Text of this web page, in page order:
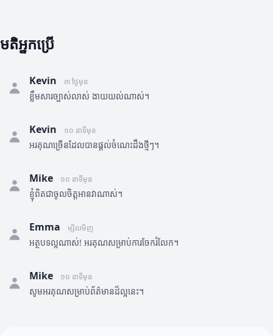
មតិអ្នកប្រើ
Kevin ៣ ថ្ងៃមុន
ខ្លឹមសារច្បាស់លាស់ ងាយយល់ណាស់។
Kevin ១០ នាទីមុន
អរគុណច្រើនដែលបានផ្តល់ចំណេះដឹងថ្មីៗ។
Mike ១០ នាទីមុន
ខ្ញុំពិតជាចូលចិត្តអានវាណាស់។
Emma ម្សិលមិញ
អត្ថបទល្អណាស់! អរគុណសម្រាប់ការចែករំលែក។
Mike ១០ នាទីមុន
សូមអរគុណសម្រាប់ព័ត៌មានដ៏ល្អនេះ។